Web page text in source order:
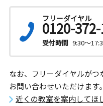
フリーダイヤル
0120-
受付時間 9:30～
なお、フリーダイヤルが
お問い合わせいただけます。
近くの教室を案内してほ